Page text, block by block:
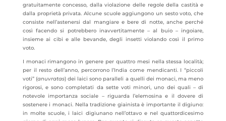
gratuitamente concesso, dalla violazione delle regole della castità e
dalla proprietà privata. Alcune scuole aggiungono un sesto voto, che
consiste nell’astenersi dal mangiare e bere di notte, anche perché
così facendo si potrebbero inavvertitamente – al buio – ingoiare,
insieme ai cibi e alle bevande, degli insetti violando così il primo
voto.
I monaci rimangono in genere per quattro mesi nella stessa località;
per il resto dell’anno, percorrono l’India come mendicanti. I “piccoli
voti” (anuvratas) dei laici sono paralleli a quelli dei monaci, ma meno
rigorosi, e sono completati da sette voti minori, uno dei quali – di
notevole importanza sociale – riguarda l’elemosina e il dovere di
sostenere i monaci. Nella tradizione giainista è importante il digiuno:
in molte scuole, i laici digiunano nell’ottavo e nel quattordicesimo